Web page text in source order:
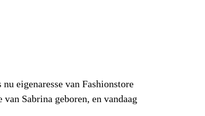
eigenaresse van Fashionstore
Sabrina geboren, en vandaag